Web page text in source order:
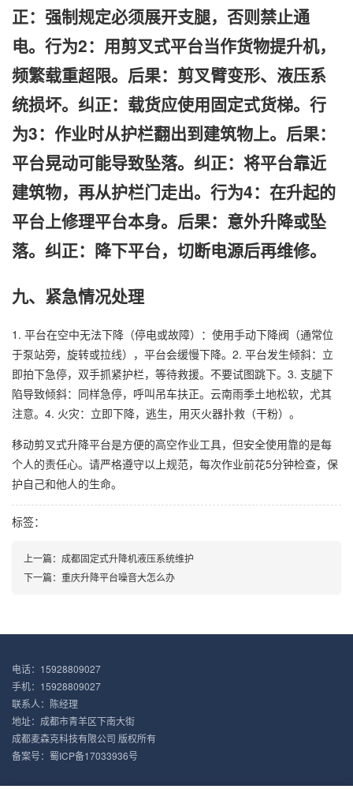
正：强制规定必须展开支腿，否则禁止通
电。行为2：用剪叉式平台当作货物提升机，
频繁载重超限。后果：剪叉臂变形、液压系
统损坏。纠正：载货应使用固定式货梯。行
为3：作业时从护栏翻出到建筑物上。后果：
平台晃动可能导致坠落。纠正：将平台靠近
建筑物，再从护栏门走出。行为4：在升起的
平台上修理平台本身。后果：意外升降或坠
落。纠正：降下平台，切断电源后再维修。
九、紧急情况处理
1. 平台在空中无法下降（停电或故障）：使用手动下降阀（通常位
于泵站旁，旋转或拉线），平台会缓慢下降。2. 平台发生倾斜：立
即拍下急停，双手抓紧护栏，等待救援。不要试图跳下。3. 支腿下
陷导致倾斜：同样急停，呼叫吊车扶正。云南雨季土地松软，尤其
注意。4. 火灾：立即下降，逃生，用灭火器扑救（干粉）。
移动剪叉式升降平台是方便的高空作业工具，但安全使用靠的是每
个人的责任心。请严格遵守以上规范，每次作业前花5分钟检查，保
护自己和他人的生命。
标签：
上一篇： 成都固定式升降机液压系统维护
下一篇： 重庆升降平台噪音大怎么办
电话：15928809027
手机：15928809027
联系人：陈经理
地址：成都市青羊区下南大街
成都麦森克科技有限公司 版权所有
备案号： 蜀ICP备17033936号